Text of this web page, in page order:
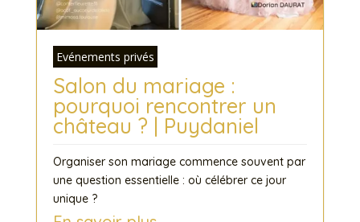
Evénements privés
Salon du mariage :
pourquoi rencontrer un
château ? | Puydaniel
Organiser son mariage commence souvent par
une question essentielle : où célébrer ce jour
unique ?